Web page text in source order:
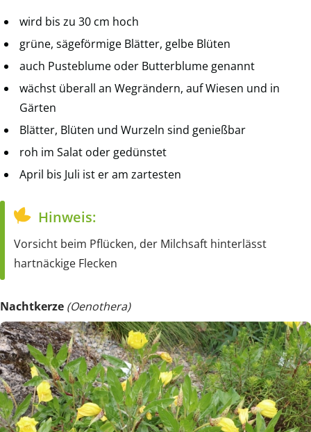
wird bis zu 30 cm hoch
grüne, sägeförmige Blätter, gelbe Blüten
auch Pusteblume oder Butterblume genannt
wächst überall an Wegrändern, auf Wiesen und in
Gärten
Blätter, Blüten und Wurzeln sind genießbar
roh im Salat oder gedünstet
April bis Juli ist er am zartesten
Hinweis:
Vorsicht beim Pflücken, der Milchsaft hinterlässt
hartnäckige Flecken
Nachtkerze (Oenothera)